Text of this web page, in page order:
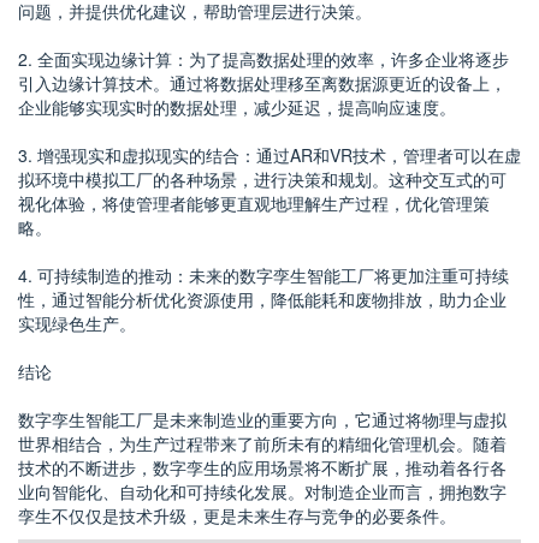
问题，并提供优化建议，帮助管理层进行决策。
2. 全面实现边缘计算：为了提高数据处理的效率，许多企业将逐步
引入边缘计算技术。通过将数据处理移至离数据源更近的设备上，
企业能够实现实时的数据处理，减少延迟，提高响应速度。
3. 增强现实和虚拟现实的结合：通过AR和VR技术，管理者可以在虚
拟环境中模拟工厂的各种场景，进行决策和规划。这种交互式的可
视化体验，将使管理者能够更直观地理解生产过程，优化管理策
略。
4. 可持续制造的推动：未来的数字孪生智能工厂将更加注重可持续
性，通过智能分析优化资源使用，降低能耗和废物排放，助力企业
实现绿色生产。
结论
数字孪生智能工厂是未来制造业的重要方向，它通过将物理与虚拟
世界相结合，为生产过程带来了前所未有的精细化管理机会。随着
技术的不断进步，数字孪生的应用场景将不断扩展，推动着各行各
业向智能化、自动化和可持续化发展。对制造企业而言，拥抱数字
孪生不仅仅是技术升级，更是未来生存与竞争的必要条件。